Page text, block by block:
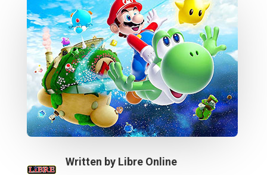
Written by Libre Online